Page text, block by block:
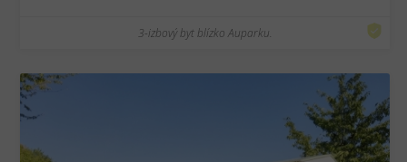
3-izbový byt blízko Auparku.